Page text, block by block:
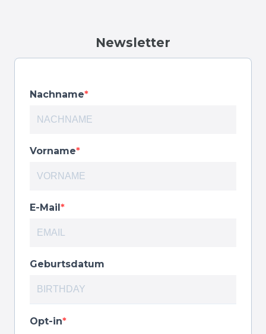
Newsletter
Nachname
Vorname
E-Mail
Geburtsdatum
Opt-in